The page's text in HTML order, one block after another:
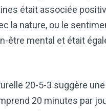
était associée
la nature, ou le
être mental et était
20-5-3 suggère
20 minutes par